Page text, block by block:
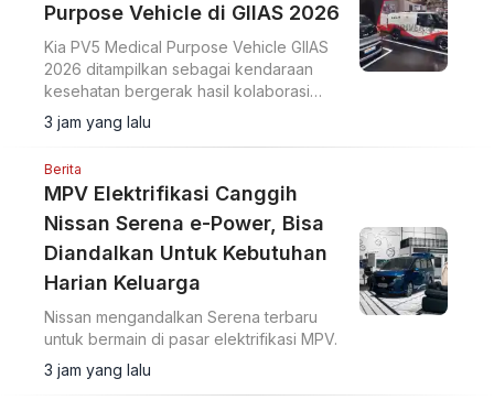
Purpose Vehicle di GIIAS 2026
Kia PV5 Medical Purpose Vehicle GIIAS
2026 ditampilkan sebagai kendaraan
kesehatan bergerak hasil kolaborasi
dengan Eka Hospital dan mitra lainnya.
3 jam yang lalu
Berita
MPV Elektrifikasi Canggih
Nissan Serena e-Power, Bisa
Diandalkan Untuk Kebutuhan
Harian Keluarga
Nissan mengandalkan Serena terbaru
untuk bermain di pasar elektrifikasi MPV.
3 jam yang lalu